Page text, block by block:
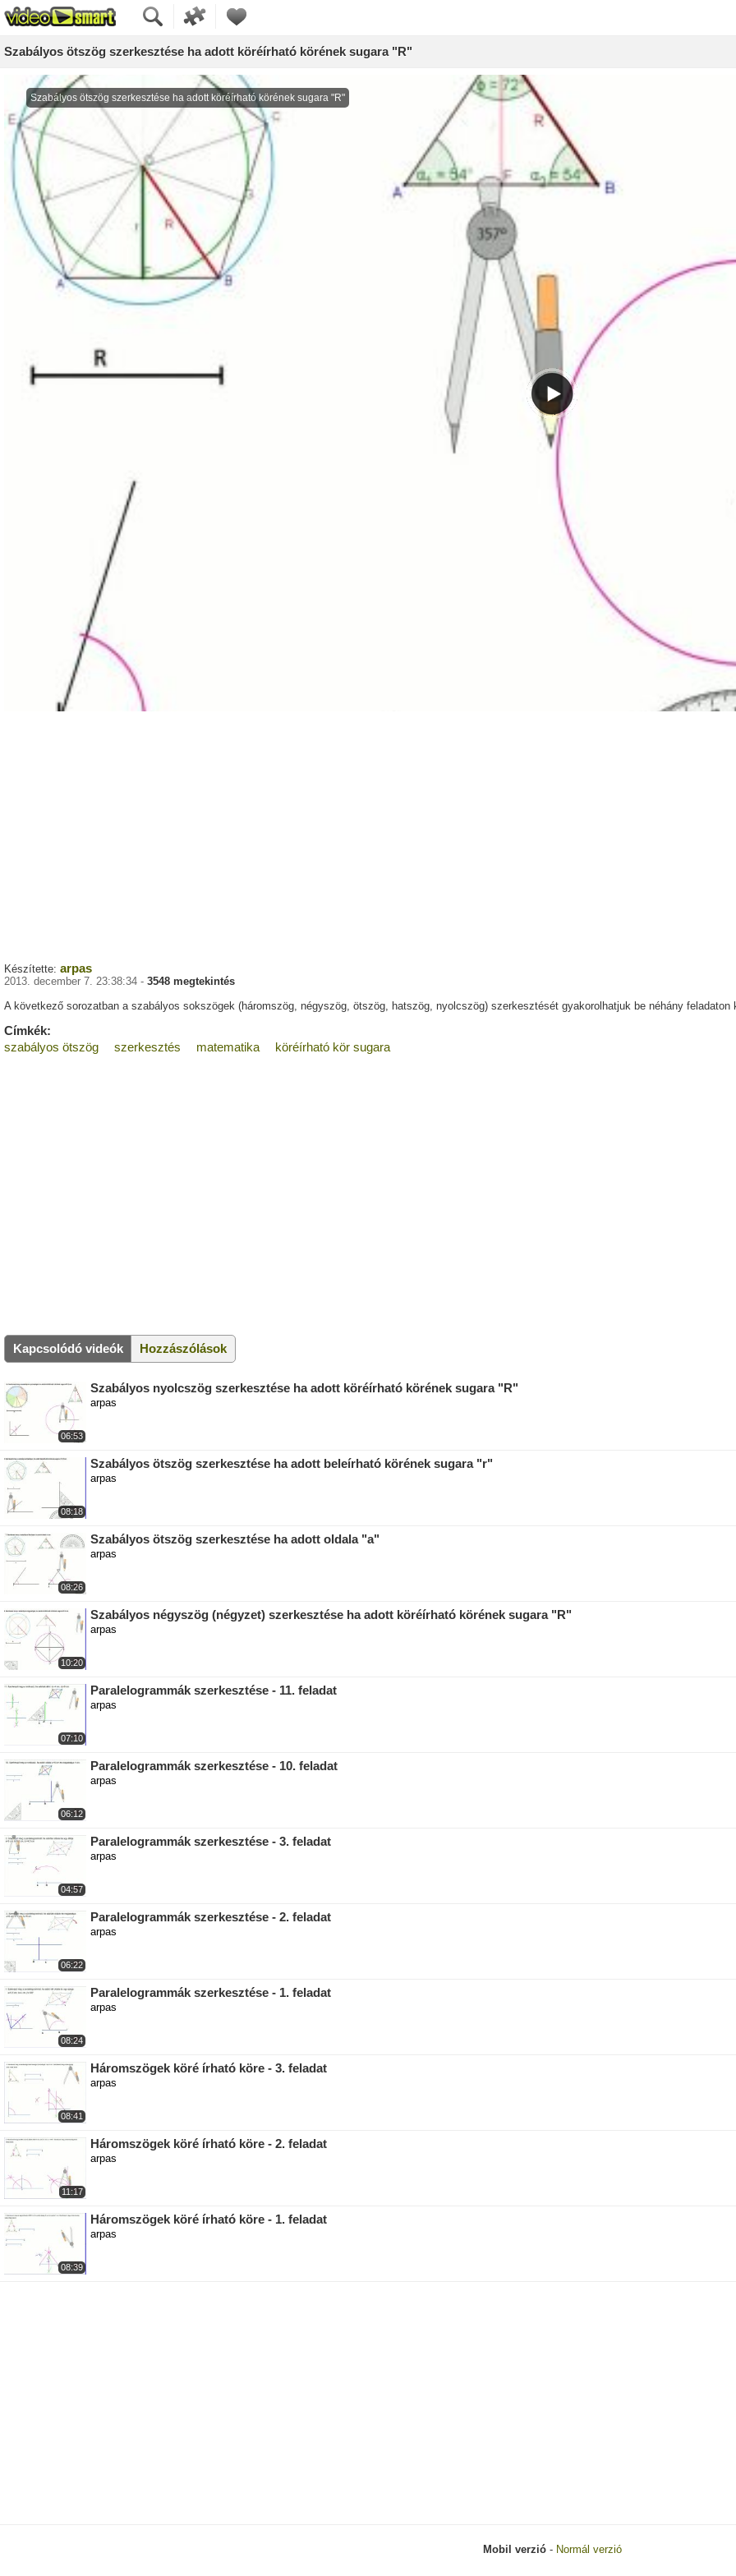
Szabályos ötszög szerkesztése ha adott köréírható körének sugara "R"
Készítette: arpas
2013. december 7. 23:38:34 - 3548 megtekintés
A következő sorozatban a szabályos sokszögek (háromszög, négyszög, ötszög, hatszög, nyolcszög) szerkesztését gyakorolhatjuk be néhány feladaton
Címkék:
szabályos ötszög
szerkesztés matematika köréírható kör sugara
Kapcsolódó videók Hozzászólások
06:53
Szabályos nyolcszög szerkesztése ha adott köréírható körének sugara "R"
arpas
08:18
Szabályos ötszög szerkesztése ha adott beleírható körének sugara "r"
arpas
08:26
Szabályos ötszög szerkesztése ha adott oldala "a"
arpas
10:20
Szabályos négyszög (négyzet) szerkesztése ha adott köréírható körének sugara "R"
arpas
07:10
Paralelogrammák szerkesztése - 11. feladat
arpas
06:12
Paralelogrammák szerkesztése - 10. feladat
arpas
04:57
Paralelogrammák szerkesztése - 3. feladat
arpas
06:22
Paralelogrammák szerkesztése - 2. feladat
arpas
08:24
Paralelogrammák szerkesztése - 1. feladat
arpas
08:41
Háromszögek köré írható köre - 3. feladat
arpas
11:17
Háromszögek köré írható köre - 2. feladat
arpas
08:39
Háromszögek köré írható köre - 1. feladat
arpas
Mobil verzió- Normál verzió